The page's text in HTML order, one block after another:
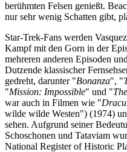
berühmten Felsen genießt.
nur sehr wenig Schatten gibt,
Star-Trek-Fans werden
Kampf mit den Gorn in der
mehreren anderen Episoden
Dutzende klassischer
gedreht, darunter "Bonanza", "
"Mission: Impossible" und "
war auch in Filmen wie "
wilde wilde Westen") (1974)
sehen. Aufgrund seiner
Schoschonen und Tataviam
National Register of Historic